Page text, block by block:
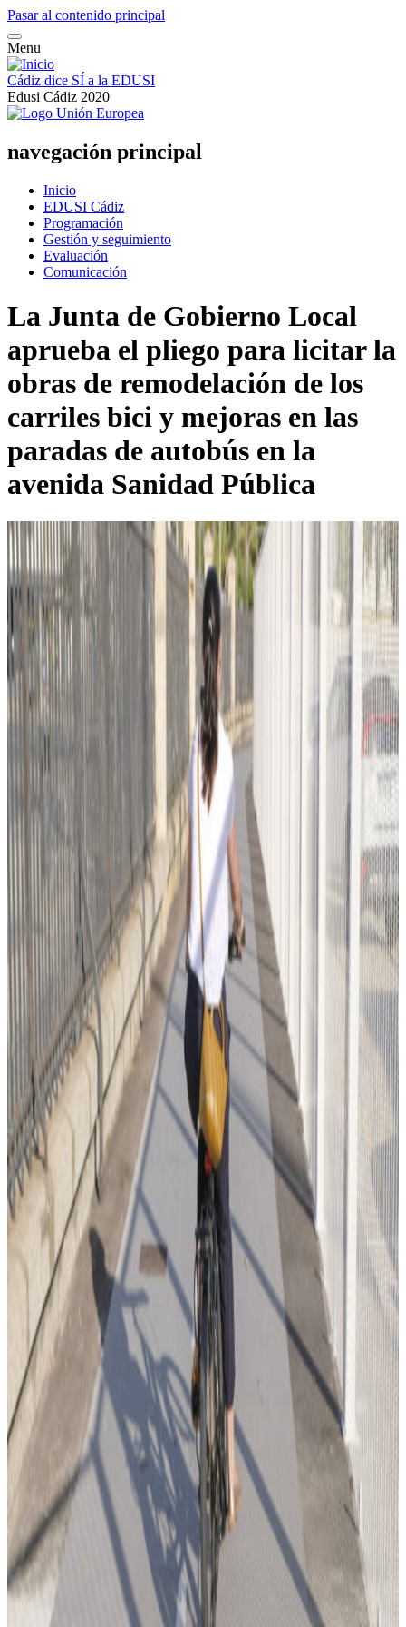
Pasar al contenido principal
Menu
Cádiz dice SÍ a la EDUSI
Edusi Cádiz 2020
navegación principal
Inicio
EDUSI Cádiz
Programación
Gestión y seguimiento
Evaluación
Comunicación
La Junta de Gobierno Local
aprueba el pliego para licitar la
obras de remodelación de los
carriles bici y mejoras en las
paradas de autobús en la
avenida Sanidad Pública